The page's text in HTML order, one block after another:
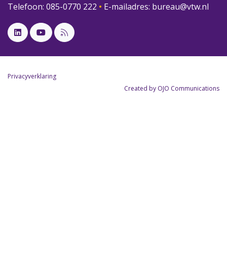
Telefoon: 085-0770 222 • E-mailadres: bureau@vtw.nl
Privacyverklaring
Created by OJO Communications